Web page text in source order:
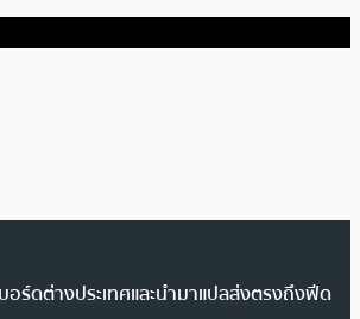
อร์ดต่างประเทศและนำมาแปลส่งตรงถึงฟีด